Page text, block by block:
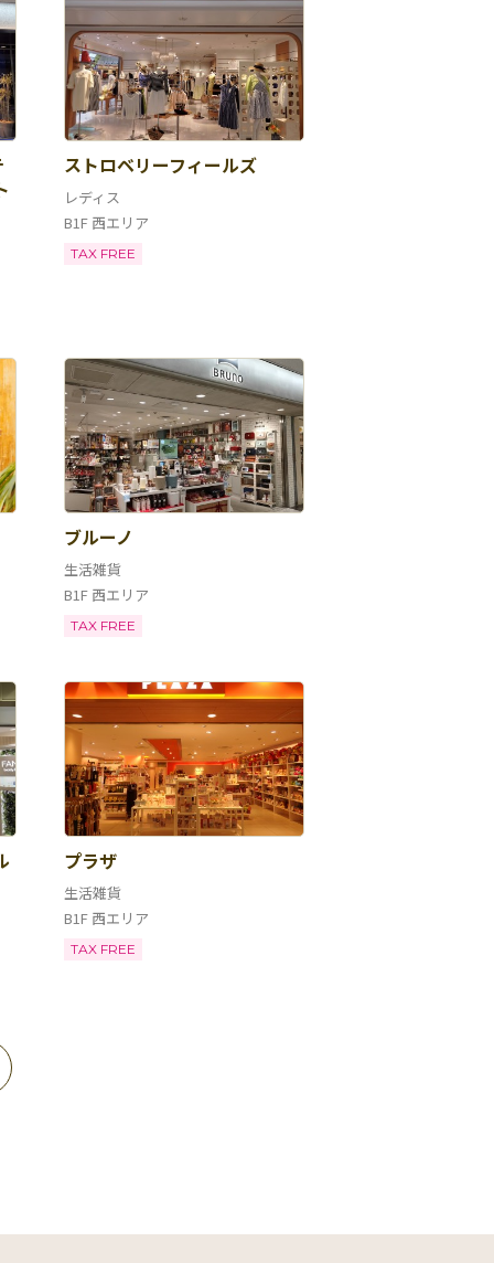
ストロベリーフィールズ
レディス
B1F 西エリア
TAX FREE
ブルーノ
生活雑貨
B1F 西エリア
TAX FREE
プラザ
生活雑貨
B1F 西エリア
TAX FREE